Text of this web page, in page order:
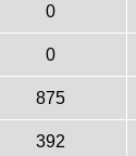
0
0
875
392